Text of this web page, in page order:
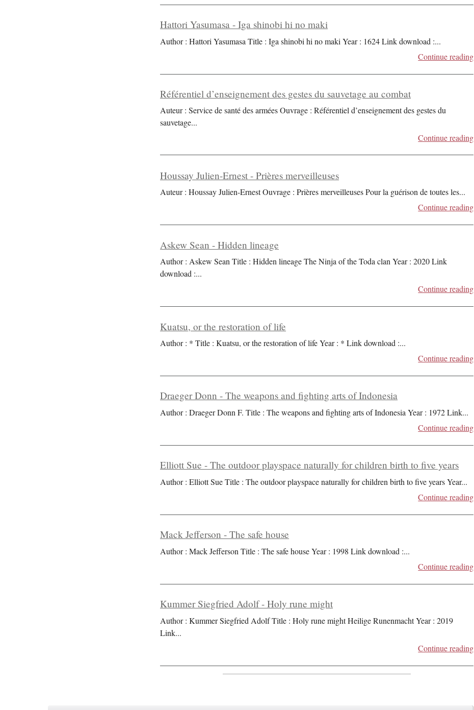
Hattori Yasumasa - Iga shinobi hi no maki
Author : Hattori Yasumasa Title : Iga shinobi hi no maki Year : 1624 Link download :...
Continue reading
Référentiel d’enseignement des gestes du sauvetage au combat
Auteur : Service de santé des armées Ouvrage : Référentiel d’enseignement des gestes du
sauvetage...
Continue reading
Houssay Julien-Ernest - Prières merveilleuses
Auteur : Houssay Julien-Ernest Ouvrage : Prières merveilleuses Pour la guérison de toutes les...
Continue reading
Askew Sean - Hidden lineage
Author : Askew Sean Title : Hidden lineage The Ninja of the Toda clan Year : 2020 Link
download :...
Continue reading
Kuatsu, or the restoration of life
Author : * Title : Kuatsu, or the restoration of life Year : * Link download :...
Continue reading
Draeger Donn - The weapons and fighting arts of Indonesia
Author : Draeger Donn F. Title : The weapons and fighting arts of Indonesia Year : 1972 Link...
Continue reading
Elliott Sue - The outdoor playspace naturally for children birth to five years
Author : Elliott Sue Title : The outdoor playspace naturally for children birth to five years Year...
Continue reading
Mack Jefferson - The safe house
Author : Mack Jefferson Title : The safe house Year : 1998 Link download :...
Continue reading
Kummer Siegfried Adolf - Holy rune might
Author : Kummer Siegfried Adolf Title : Holy rune might Heilige Runenmacht Year : 2019
Link...
Continue reading